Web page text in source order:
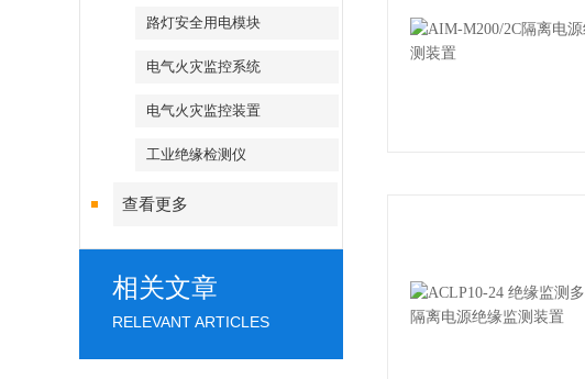
路灯安全用电模块
电气火灾监控系统
电气火灾监控装置
工业绝缘检测仪
查看更多
相关文章
RELEVANT ARTICLES